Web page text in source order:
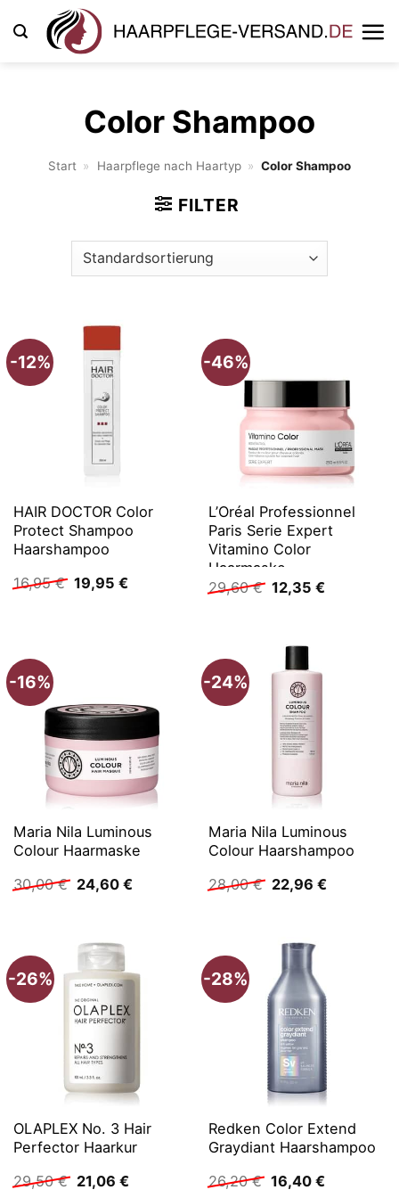
Inhalt
Color Shampoo
Start » Haarpflege nach Haartyp » Color Shampoo
FILTER
-12%
HAIR DOCTOR Color
Protect Shampoo
Haarshampoo
16,95€ Ursprünglicher
Preis
19,95 €Aktueller
-46%
L’Oréal Professionnel
Paris Serie Expert
Vitamino Color
Haarmaske
29,60€ Ursprünglicher
Preis
12,35 €Aktueller
-16%
Maria Nila Luminous
Colour Haarmaske
30,00€ Ursprünglicher
Preis
24,60 €Aktueller
-24%
Maria Nila Luminous
Colour Haarshampoo
28,00€ Ursprünglicher
Preis
22,96 €Aktueller
-26%
OLAPLEX No. 3 Hair
Perfector Haarkur
29,50€ Ursprünglicher
21,06 €Aktueller
-28%
Redken Color Extend
Graydiant Haarshampoo
26,20€ Ursprünglicher
16,40 €Aktueller